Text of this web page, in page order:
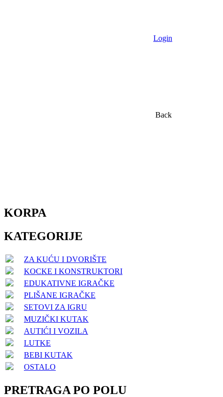
Login
Back
KORPA
KATEGORIJE
ZA KUĆU I DVORIŠTE
KOCKE I KONSTRUKTORI
EDUKATIVNE IGRAČKE
PLIŠANE IGRAČKE
SETOVI ZA IGRU
MUZIČKI KUTAK
AUTIĆI I VOZILA
LUTKE
BEBI KUTAK
OSTALO
PRETRAGA PO POLU